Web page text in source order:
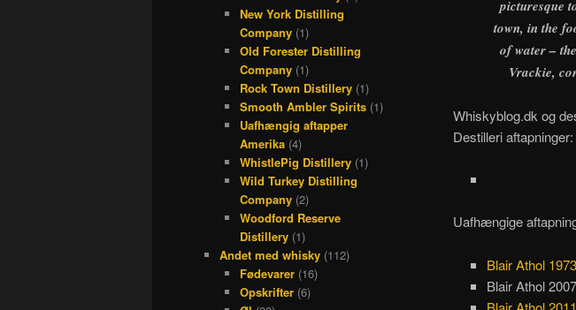
picturesque
town, in the
of water –
Vrackie,
Whiskyblog.dk og
Destilleri aftapninger:
Uafhængige
Blair Athol
Blair Athol
New York Distilling
Company(1)
Old Forester Distilling
Company(1)
Rock Town Distillery(1)
Smooth Ambler Spirits(1)
Uafhængig aftapper
Amerika(4)
WhistlePig Distillery(1)
Wild Turkey Distilling
Company(2)
Woodford Reserve
Distillery(1)
Andet med whisky (112)
Fødevarer(16)
Opskrifter(6)